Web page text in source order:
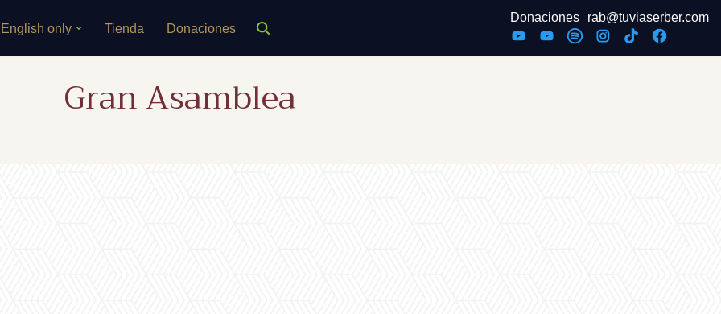
English only Tienda Donaciones
Donaciones rab@tuviaserber.com
Gran Asamblea